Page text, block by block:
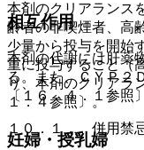
本剤のクリアランス
齢者の非喫煙者、高
少量から投与を開始
重に投与すること（
り、本剤のクリアラ
１．４参照〕。
妊婦・授乳婦
相互作用
本剤の代謝には肝薬
る。また、ＣＹＰ２
〔１６．４．１参照
１０．１． 併用禁